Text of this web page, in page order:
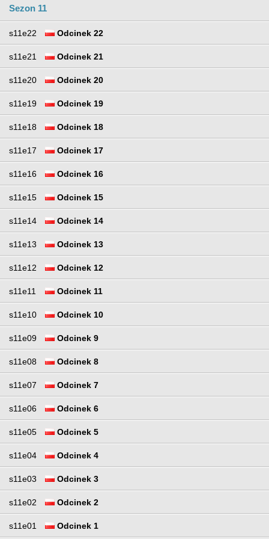
Sezon 11
s11e22 Odcinek 22
s11e21 Odcinek 21
s11e20 Odcinek 20
s11e19 Odcinek 19
s11e18 Odcinek 18
s11e17 Odcinek 17
s11e16 Odcinek 16
s11e15 Odcinek 15
s11e14 Odcinek 14
s11e13 Odcinek 13
s11e12 Odcinek 12
s11e11 Odcinek 11
s11e10 Odcinek 10
s11e09 Odcinek 9
s11e08 Odcinek 8
s11e07 Odcinek 7
s11e06 Odcinek 6
s11e05 Odcinek 5
s11e04 Odcinek 4
s11e03 Odcinek 3
s11e02 Odcinek 2
s11e01 Odcinek 1